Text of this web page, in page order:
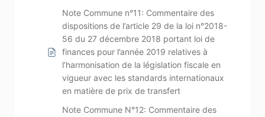
Note Commune n°11: Commentaire des
dispositions de l’article 29 de la loi n°2018-
56 du 27 décembre 2018 portant loi de
finances pour l’année 2019 relatives à
l’harmonisation de la législation fiscale en
vigueur avec les standards internationaux
en matière de prix de transfert
Note Commune N°12: Commentaire des